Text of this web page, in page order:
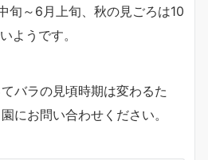
旬～6月上旬、秋の見ごろは10
ようです。
バラの見頃時期は変わるた
にお問い合わせください。